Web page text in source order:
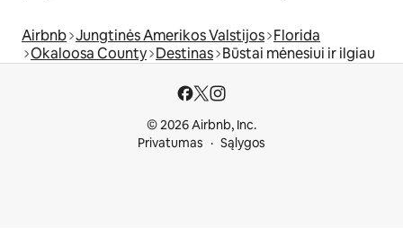
Airbnb Jungtinės Amerikos Valstijos Florida
Okaloosa County Destinas Būstai mėnesiui ir ilgiau
© 2026 Airbnb, Inc.
Privatumas
Sąlygos